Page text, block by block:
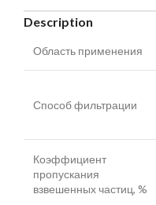
Description
Область применения
Способ фильтрации
Коэффициент
пропускания
взвешенных частиц, %